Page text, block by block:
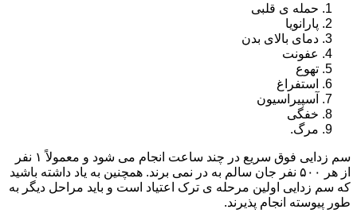
حمله ی قلبی
پارانویا
دمای بالای بدن
عفونت
تهوع
استفراغ
آسپیراسیون
خفگی
مرگ.
سم زدایی فوق سریع در چند ساعت انجام می شود و معمولاً ۱ نفر
از هر ۵۰۰ نفر جان سالم به در نمی برند. همچنین به یاد داشته باشید
که سم زدایی اولین مرحله ی ترک اعتیاد است و باید مراحل دیگر به
طور پیوسته انجام پذیرند.